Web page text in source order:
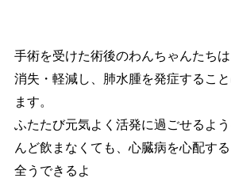
手術を受けた術後のわんちゃんたち
消失・軽減し、肺水腫を発症するこ
ます。
ふたたび元気よく活発に過ごせるよ
んど飲まなくても、心臓病を心配す
全うできるよ